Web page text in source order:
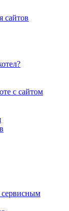
сайтов
с сайтом
сервисным